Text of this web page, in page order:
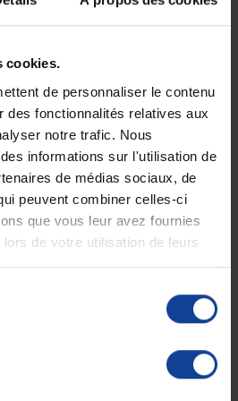
cookies.
de personnaliser le contenu
des fonctionnalités relatives aux
notre trafic. Nous
informations sur l'utilisation de
de médias sociaux, de
peuvent combiner celles-ci
que vous leur avez fournies
de votre utilisation de leurs
l’heure de pose.
jusqu’à l’arrêt de l’hémorragie.
de l’anneau.
prévue à cet effet.
une assistance médicale.
15.2 x 5 x 5 cm.
prêt à l’emploi.
la boucle rapide avec la vis légèrement
la vis et la boucle pour éviter la